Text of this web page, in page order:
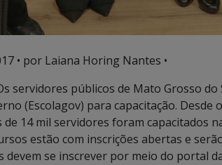
• por Laiana Horing Nantes •
servidores públicos de Mato Grosso do
(Escolagov) para capacitação.
de 14 mil servidores foram capacitados
estão com inscrições abertas e
devem se inscrever por meio do portal